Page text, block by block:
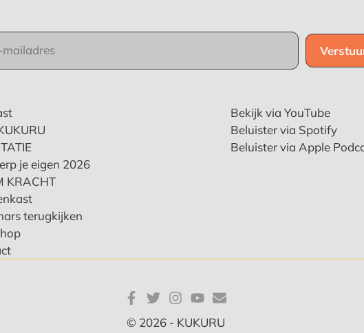
je eigen 2026
KRACHT
terugkijken
Bekijk via YouTube
Beluister via Spotify
Beluister via Apple
© 2026 - KUKURU